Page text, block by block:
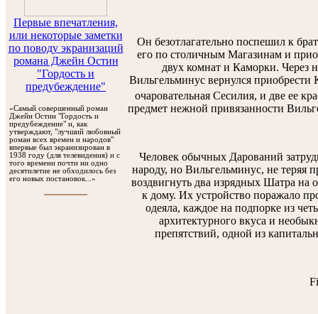
Первые впечатления,
или некоторые заметки
по поводу экранизаций
романа Джейн Остин
"Гордость и
предубеждение"
«Самый совершенный роман
Джейн Остин "Гордость и
предубеждение" и, как
утверждают, "лучший любовный
роман всех времен и народов"
впервые был экранизирован в
1938 году (для телевидения) и с
того времени почти ни одно
десятилетие не обходилось без
его новых постановок...»
Он безотлагательно поспешил к
его по столичным Магазинам и
двух комнат и Каморки. Через
Вильгельминус вернулся
очаровательная Сесилия, и две ее
предмет нежной привязанности
Человек обычных Дарований
народу, но Вильгельминус, не теряя
воздвигнуть два изрядных Шатра
к дому. Их устройство поражало
одеяла, каждое на подпорке из
архитектурного вкуса и
препятствий, одной из